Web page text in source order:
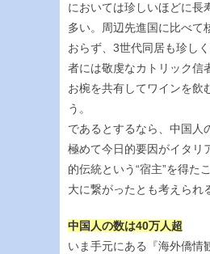
においては珍しいほどに長
多い。周辺先進国に比べて
おらず、3世代同居も珍し
者には敬虔なカトリック信
お椀を共有してワインを飲
う。
であるとするなら、中国人
極めて今日的要因がイタリ
的伝統という“宿主”を得た
大に繋がったとも考えられ
中国人の数は40万人超
いま手元にある『海外僑